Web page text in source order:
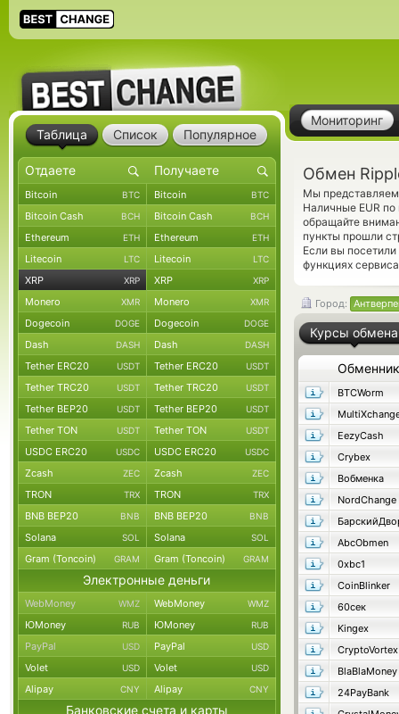
Мониторинг
Обмен
Мы представляем
Наличные EUR
обращайте
пункты прошли
Если вы
функциях
Город:
Курсы обмена
Обменник
BTCWorm
EezyCash
Crybex
Вобменка
NordChange
AbcObmen
0xbc1
CoinBlinker
60сек
Kingex
CryptoVortex
BlaBlaMoney
24PayBank
Таблица Список Популярное
Bitcoin BTC Bitcoin BTC
Bitcoin Cash BCH Bitcoin Cash BCH
Ethereum ETH Ethereum ETH
Litecoin LTC Litecoin LTC
XRP XRP XRP XRP
Monero XMR Monero XMR
Dogecoin DOGE Dogecoin DOGE
Dash DASH Dash DASH
Tether ERC20 USDT Tether ERC20 USDT
Tether TRC20 USDT Tether TRC20 USDT
Tether BEP20 USDT Tether BEP20 USDT
Tether TON USDT Tether TON USDT
USDC ERC20 USDC USDC ERC20 USDC
Zcash ZEC Zcash ZEC
TRON TRX TRON TRX
BNB BEP20 BNB BNB BEP20 BNB
Solana SOL Solana SOL
Gram (Toncoin) GRAM Gram (Toncoin) GRAM
Электронные деньги
WebMoney WMZ WebMoney WMZ
ЮMoney RUB ЮMoney RUB
PayPal USD PayPal USD
Volet USD Volet USD
Alipay CNY Alipay CNY
Банковские счета и карты